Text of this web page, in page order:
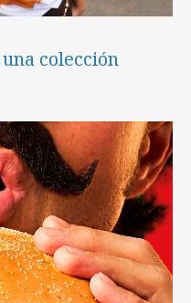
colección